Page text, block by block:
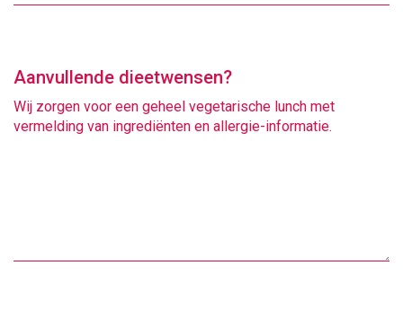
Aanvullende dieetwensen?
Wij zorgen voor een geheel vegetarische lunch met
vermelding van ingrediënten en allergie-informatie.